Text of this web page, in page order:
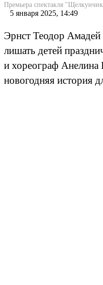
Премьера спектакля
5 января 2025, 14:49
Эрнст Теодор Амадей
лишать детей
и хореограф Анелина
новогодняя история